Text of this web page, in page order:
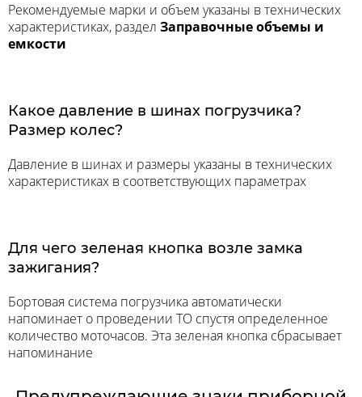
Рекомендуемые марки и объем указаны в технических
характеристиках, раздел Заправочные объемы и
емкости
Какое давление в шинах погрузчика?
Размер колес?
Давление в шинах и размеры указаны в технических
характеристиках в соответствующих параметрах
Для чего зеленая кнопка возле замка
зажигания?
Бортовая система погрузчика автоматически
напоминает о проведении ТО спустя определенное
количество моточасов. Эта зеленая кнопка сбрасывает
напоминание